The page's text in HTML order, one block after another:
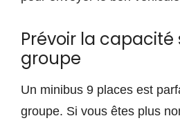
Prévoir la capacité
groupe
Un minibus 9 places est
groupe. Si vous êtes plus